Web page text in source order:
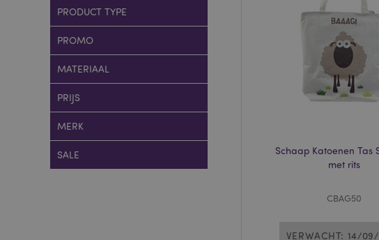
Schaap Katoenen Tas
met rits
CBAG50
VERWACHT: 14/
PRODUCT TYPE
PROMO
MATERIAAL
PRIJS
MERK
SALE